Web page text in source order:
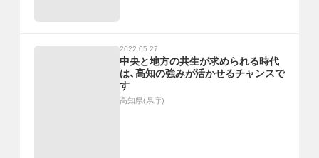
2022.05.27
中央と地方の共生が求められる時代
は、高知の強みが活かせるチャンスで
す
高知県(県庁)